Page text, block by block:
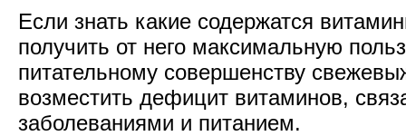
Если знать какие содержатся
получить от него максимальную
питательному совершенству
возместить дефицит витаминов,
заболеваниями и питанием.